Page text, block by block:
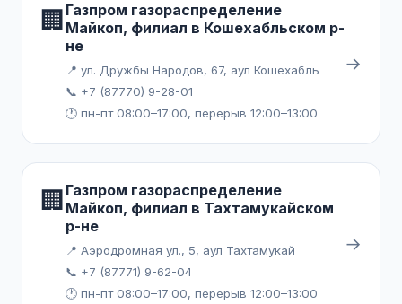
🏢 Газпром газораспределение
Майкоп, филиал в Кошехабльском р-
не
📍 ул. Дружбы Народов, 67, аул Кошехабль
📞 +7 (87770) 9-28-01
🕐 пн-пт 08:00–17:00, перерыв 12:00–13:00
→
🏢 Газпром газораспределение
Майкоп, филиал в Тахтамукайском
р-не
📍 Аэродромная ул., 5, аул Тахтамукай
📞 +7 (87771) 9-62-04
🕐 пн-пт 08:00–17:00, перерыв 12:00–13:00
→